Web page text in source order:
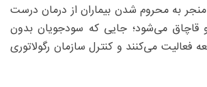
به محروم شدن بیماران از درمان درست
و قاچاق می‌شود؛ جایی که سودجویان بدون
فعالیت می‌کنند و کنترل سازمان رگولاتوری